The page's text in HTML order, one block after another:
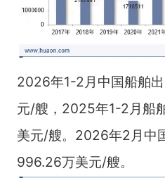
2026年1-2月中国船舶
元/艘，2025年1-2月船
美元/艘。2026年2月中
996.26万美元/艘。